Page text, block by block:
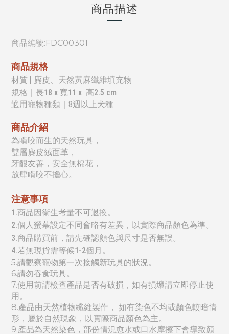
商品描述
商品編號:FDC00301
商品規格
材質 | 麂皮、天然黃麻纖維填充物
規格｜長18 x 寬11 x 高2.5 cm
適用寵物種類｜8週以上犬種
商品介紹
為啃咬而生的天然玩具，
雙層麂皮絨面革，
牙齦友善， 安全無棉花，
放肆啃咬不擔心。
注意事項
1.商品因衛生考量不可退換。
2.個人螢幕設定不同會略有差異，以實際商品顏色為準。
3.商品購買前，請先確認顏色與尺寸是否無誤。
4.若無現貨需等候1-2個月。
5.請觀察寵物第一次接觸新玩具的狀況。
6.請勿吞食玩具。
7.使用前請檢查產品是否有破損，如有損壞請立即停止使
用。
8.產品由天然植物纖維製作， 如有染色不均或顏色較暗情
形，屬於自然現象，以實際商品顏色為主。
9.產品為天然染色，部份情況愈水或口水摩擦下會導致顏